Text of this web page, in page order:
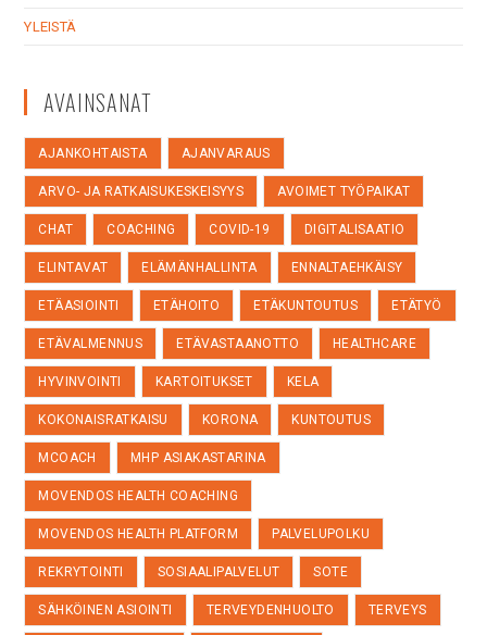
YLEISTÄ
AVAINSANAT
AJANKOHTAISTA AJANVARAUS
ARVO- JA RATKAISUKESKEISYYS AVOIMET TYÖPAIKAT
CHAT COACHING COVID-19 DIGITALISAATIO
ELINTAVAT ELÄMÄNHALLINTA ENNALTAEHKÄISY
ETÄASIOINTI ETÄHOITO ETÄKUNTOUTUS ETÄTYÖ
ETÄVALMENNUS ETÄVASTAANOTTO HEALTHCARE
HYVINVOINTI KARTOITUKSET KELA
KOKONAISRATKAISU KORONA KUNTOUTUS
MCOACH MHP ASIAKASTARINA
MOVENDOS HEALTH COACHING
MOVENDOS HEALTH PLATFORM PALVELUPOLKU
REKRYTOINTI SOSIAALIPALVELUT SOTE
SÄHKÖINEN ASIOINTI TERVEYDENHUOLTO TERVEYS